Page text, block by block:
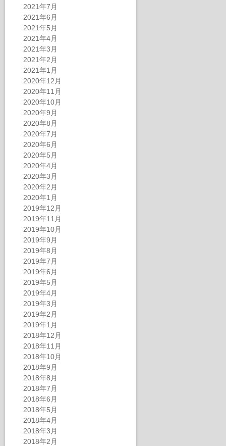
2021年7月
2021年6月
2021年5月
2021年4月
2021年3月
2021年2月
2021年1月
2020年12月
2020年11月
2020年10月
2020年9月
2020年8月
2020年7月
2020年6月
2020年5月
2020年4月
2020年3月
2020年2月
2020年1月
2019年12月
2019年11月
2019年10月
2019年9月
2019年8月
2019年7月
2019年6月
2019年5月
2019年4月
2019年3月
2019年2月
2019年1月
2018年12月
2018年11月
2018年10月
2018年9月
2018年8月
2018年7月
2018年6月
2018年5月
2018年4月
2018年3月
2018年2月